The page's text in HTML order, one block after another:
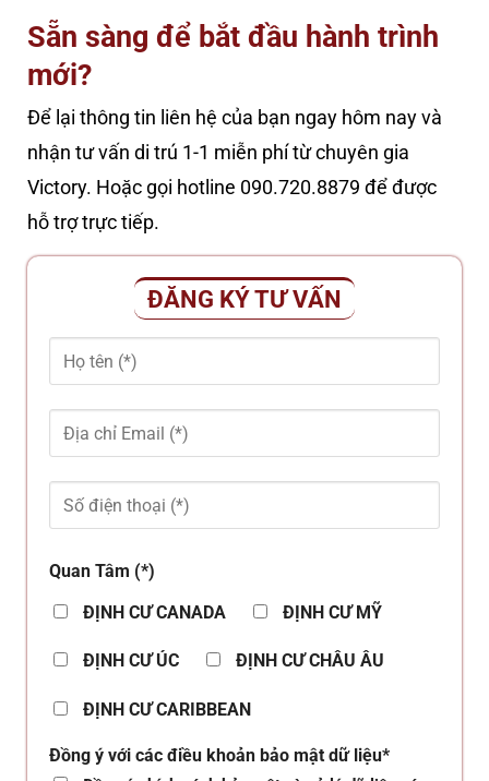
Sẵn sàng để bắt đầu hành trình
mới?
Để lại thông tin liên hệ của bạn ngay hôm nay và
nhận tư vấn di trú 1-1 miễn phí từ chuyên gia
Victory. Hoặc gọi hotline 090.720.8879 để được
hỗ trợ trực tiếp.
ĐĂNG KÝ TƯ VẤN
Quan Tâm (*)
ĐỊNH CƯ CANADA
ĐỊNH CƯ MỸ
ĐỊNH CƯ ÚC ĐỊNH CƯ CHÂU ÂU
ĐỊNH CƯ CARIBBEAN
Đồng ý với các điều khoản bảo mật dữ liệu*